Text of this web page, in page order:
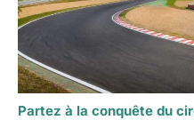
Partez à la conquête du